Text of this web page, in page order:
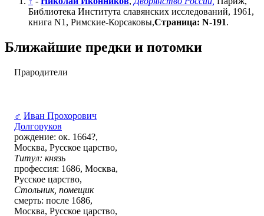
Библиотека Института славянских исследований, 1961,
книга N1, Римские-Корсаковы,Страница: N-191.
Ближайшие предки и потомки
Прародители
♂ Иван Прохорович
Долгоруков
рождение: ок. 1664?,
Москва, Русское царство,
Титул: князь
профессия: 1686, Москва,
Русское царство,
Стольник, помещик
смерть: после 1686,
Москва, Русское царство,